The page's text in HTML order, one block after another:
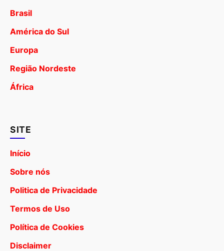
Brasil
América do Sul
Europa
Região Nordeste
África
SITE
Início
Sobre nós
Politica de Privacidade
Termos de Uso
Política de Cookies
Disclaimer